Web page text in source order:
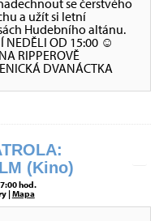
se čerstvého
a užít si letní
Hudebního altánu.
NEDĚLI OD 15:00 ☺
RIPPEROVĚ
DVANÁCTKA
(Kino)
hod.
|Mapa